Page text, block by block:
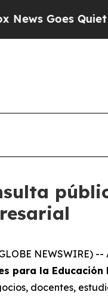
Quiet as
NEWSWIRE)
para la Educación
docentes,